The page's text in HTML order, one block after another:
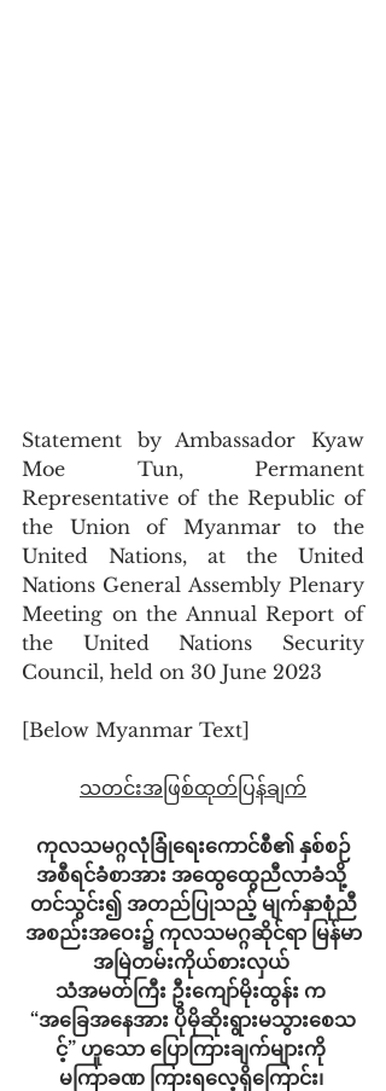
Statement by Ambassador Kyaw
Moe Tun, Permanent
Representative of the Republic of
the Union of Myanmar to the
United Nations, at the United
Nations General Assembly Plenary
Meeting on the Annual Report of
the United Nations Security
Council, held on 30 June 2023
[Below Myanmar Text]
သတင်းအဖြစ်ထုတ်ပြန်ချက်
ကုလသမဂ္ဂလုံခြုံရေးကောင်စီ၏ နှစ်စဉ်
အစီရင်ခံစာအား အထွေထွေညီလာခံသို့
တင်သွင်း၍ အတည်ပြုသည့် မျက်နှာစုံညီ
အစည်းအဝေး၌ ကုလသမဂ္ဂဆိုင်ရာ မြန်မာ
အမြဲတမ်းကိုယ်စားလှယ်
သံအမတ်ကြီး ဦးကျော်မိုးထွန်း က
“အခြေအနေအား ပိုမိုဆိုးရွားမသွားစေသ
င့်” ဟူသော ပြောကြားချက်များကို
မကြာခဏ ကြားရလေ့ရှိကြောင်း၊